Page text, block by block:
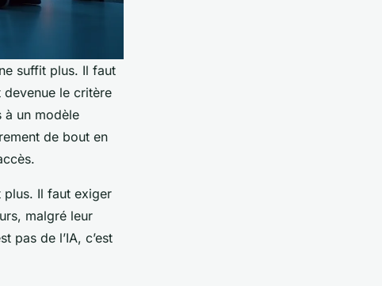
suffit plus. Il faut
devenue le critère
à un modèle
de bout en
plus. Il faut exiger
malgré leur
pas de l’IA, c’est